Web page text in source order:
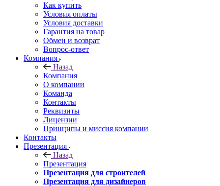
Как купить
Условия оплаты
Условия доставки
Гарантия на товар
Обмен и возврат
Вопрос-ответ
Компания
Назад
Компания
О компании
Команда
Контакты
Реквизиты
Лицензии
Принципы и миссия компании
Контакты
Презентация
Назад
Презентация
Презентация для строителей
Презентация для дизайнеров